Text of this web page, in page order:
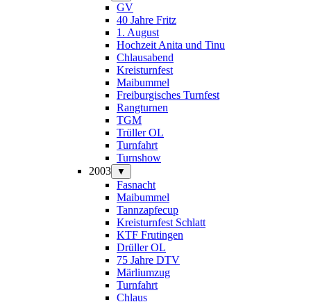
GV
40 Jahre Fritz
1. August
Hochzeit Anita und Tinu
Chlausabend
Kreisturnfest
Maibummel
Freiburgisches Turnfest
Rangturnen
TGM
Trüller OL
Turnfahrt
Turnshow
2003
▼
Fasnacht
Maibummel
Tannzapfecup
Kreisturnfest Schlatt
KTF Frutingen
Drüller OL
75 Jahre DTV
Märliumzug
Turnfahrt
Chlaus